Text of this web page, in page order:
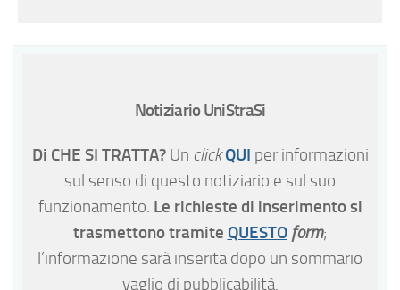
Notiziario UniStraSi
Di CHE SI TRATTA? Un clickQUI per informazioni
sul senso di questo notiziario e sul suo
funzionamento. Le richieste di inserimento si
trasmettono tramite QUESTO form;
l’informazione sarà inserita dopo un sommario
vaglio di pubblicabilità.